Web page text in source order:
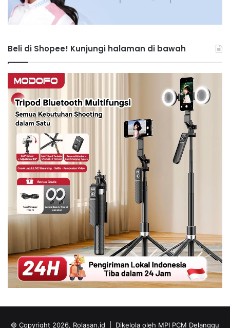
Beli di Shopee! Kunjungi halaman di bawah
© Copyright 2026, Rolasan.id | Dikelola oleh MPI PCM Delanggu